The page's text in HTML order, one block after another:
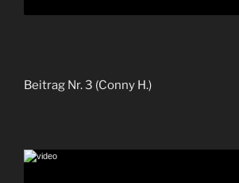
Beitrag Nr. 3 (Conny H.)